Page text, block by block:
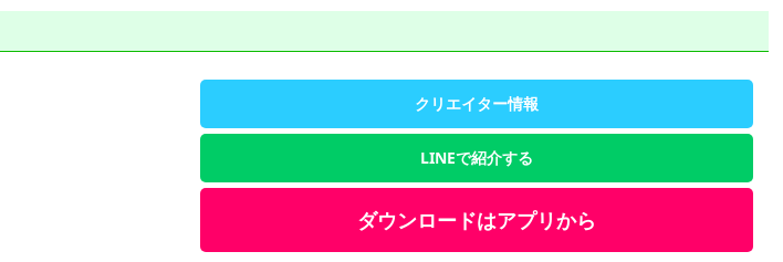
クリエイター情報
LINEで紹介する
ダウンロードはアプリから